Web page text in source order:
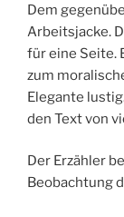
Dem
Arbeitsjacke.
für eine Seite.
zum
Elegante
den Text von
Der Erzähler
Beobachtung